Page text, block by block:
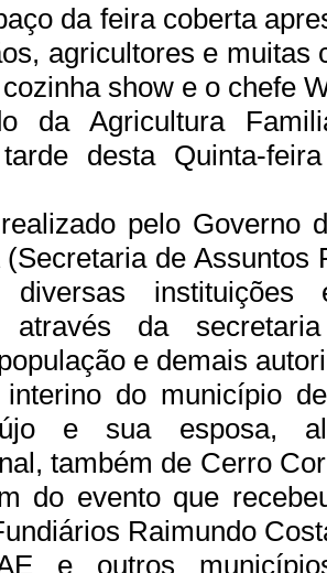
da feira coberta
agricultores e muitas
show e o chefe
da Agricultura
desta Quinta-
pelo Governo
(Secretaria de Assuntos
instituições
através da
e demais
do município
e sua esposa,
também de Cerro
do evento que
Raimundo
e outros